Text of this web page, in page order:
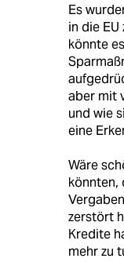
Es
in die
könnte
aber mit
und wie
eine
Wäre
könnten,
zerstört
Kredite
mehr zu